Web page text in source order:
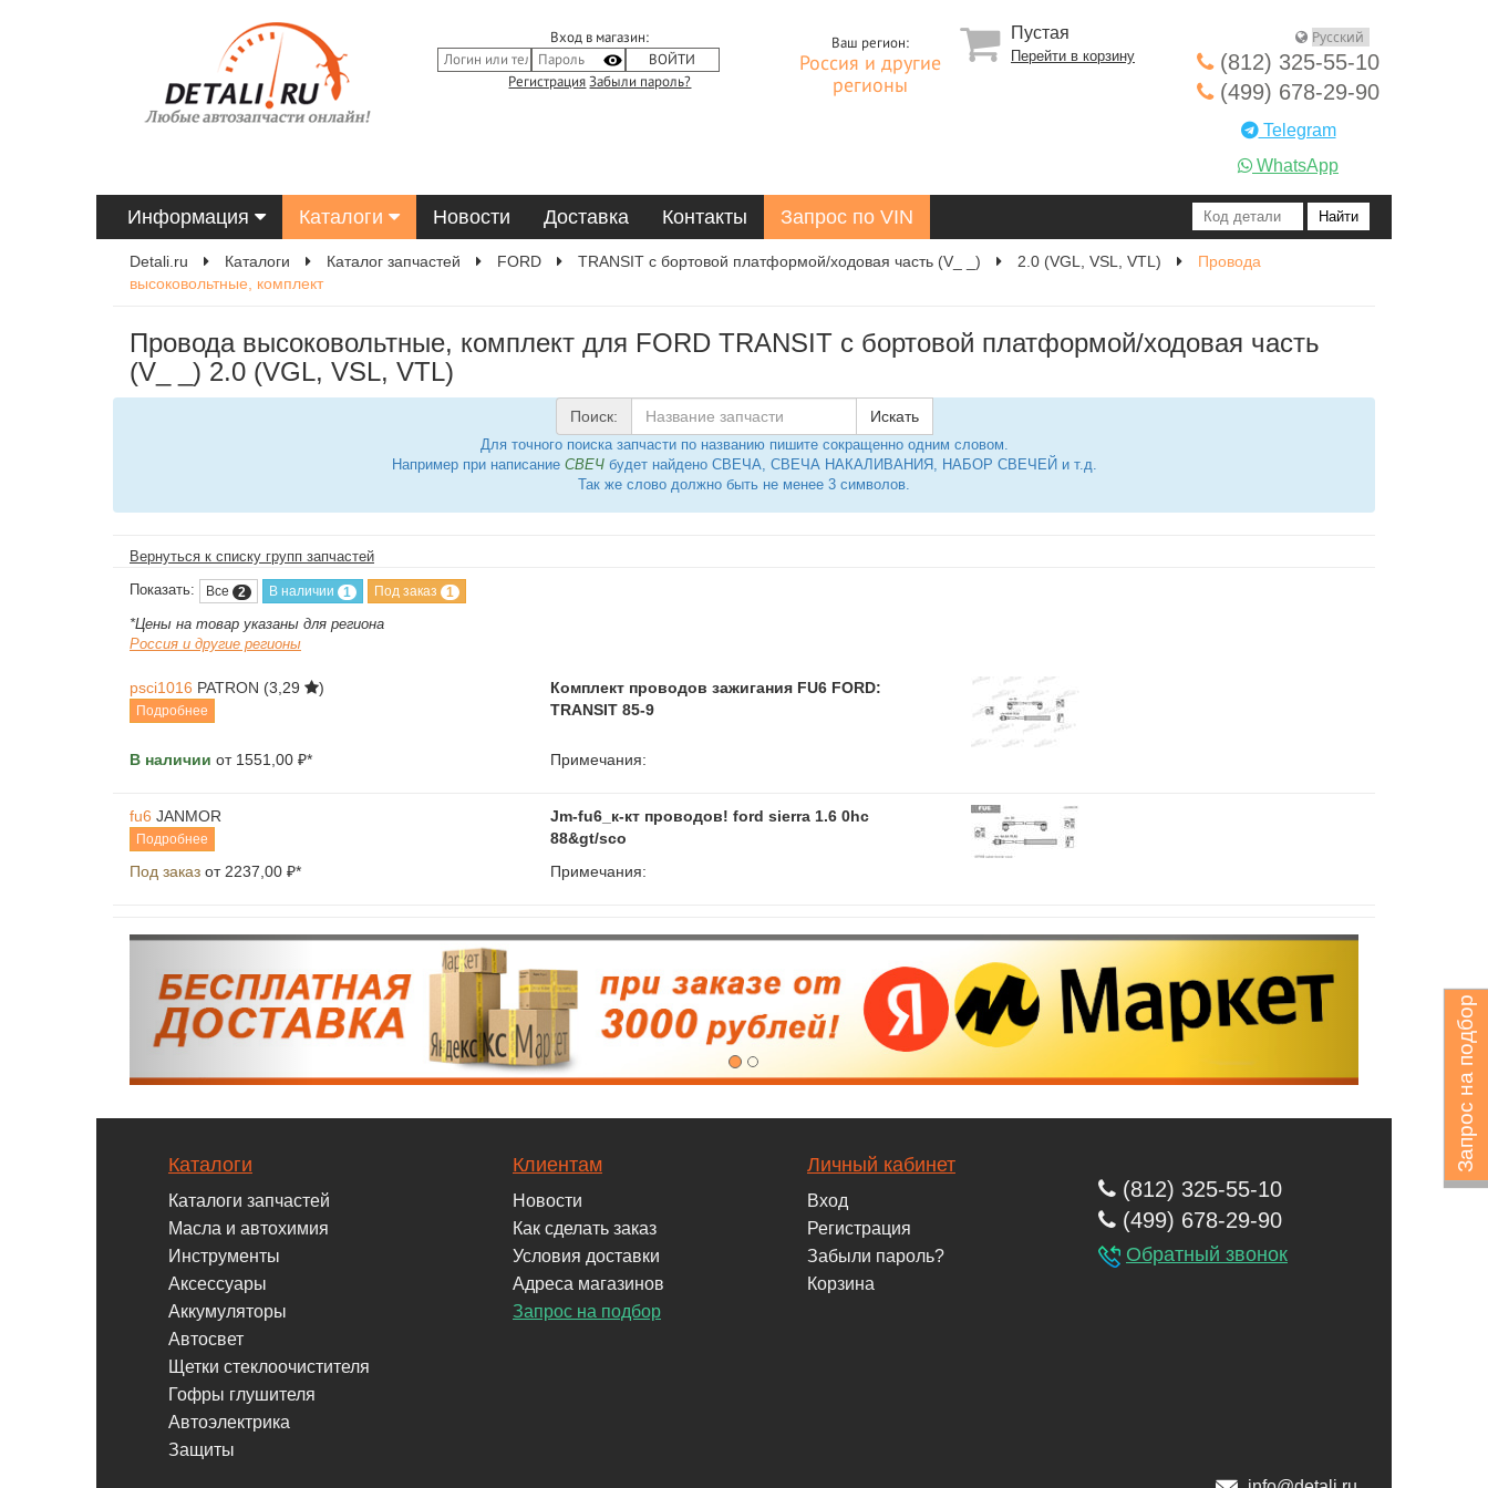
Запрос на подбор
Вход в магазин:
Регистрация Забыли пароль?
Ваш регион:
Россия и другие
регионы
Пустая
Перейти в корзину
(812) 325-55-10
(499) 678-29-90
Telegram
WhatsApp
Информация Каталоги Новости Доставка Контакты Запрос по VIN
Detali.ru Каталоги Каталог запчастей FORD TRANSIT c бортовой платформой/ходовая часть (V_ _) 2.0 (VGL, VSL, VTL)
Провода
высоковольтные, комплект
Провода высоковольтные, комплект для FORD TRANSIT c бортовой платформой/ходовая часть
(V_ _) 2.0 (VGL, VSL, VTL)
Поиск: Искать
Для точного поиска запчасти по названию пишите сокращенно одним словом.
Например при написание СВЕЧбудет найдено СВЕЧА, СВЕЧА НАКАЛИВАНИЯ, НАБОР СВЕЧЕЙ и т.д.
Так же слово должно быть не менее 3 символов.
Вернуться к списку групп запчастей
Показать: Все 2 В наличии 1 Под заказ 1
*Цены на товар указаны для региона
Россия и другие регионы
psci1016 PATRON (3,29 )
Подробнее
Комплект проводов зажигания FU6 FORD:
TRANSIT 85-9
В наличии от 1551,00 ₽* Примечания:
fu6 JANMOR
Подробнее
Jm-fu6_к-кт проводов! ford sierra 1.6 0hc
88&gt/sco
Под заказ от 2237,00 ₽* Примечания:
Каталоги
Каталоги запчастей
Масла и автохимия
Инструменты
Аксессуары
Аккумуляторы
Автосвет
Щетки стеклоочистителя
Гофры глушителя
Автоэлектрика
Защиты
Клиентам
Новости
Как сделать заказ
Условия доставки
Адреса магазинов
Запрос на подбор
Личный кабинет
Вход
Регистрация
Забыли пароль?
Корзина
(812) 325-55-10
(499) 678-29-90
Обратный звонок